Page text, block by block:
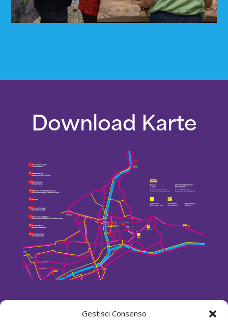
Gestisci Consenso
Download Karte